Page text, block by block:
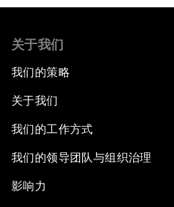
关于我们
我们的策略
关于我们
我们的工作方式
我们的领导团队与组织治理
影响力